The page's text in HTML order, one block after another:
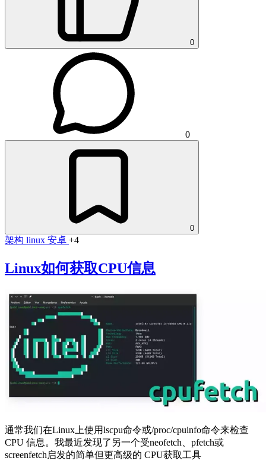
0
0
0
架构 linux 安卓 +4
Linux如何获取CPU信息
通常我们在Linux上使用lscpu命令或/proc/cpuinfo命令来检查
CPU 信息。我最近发现了另一个受neofetch、pfetch或
screenfetch启发的简单但更高级的 CPU获取工具